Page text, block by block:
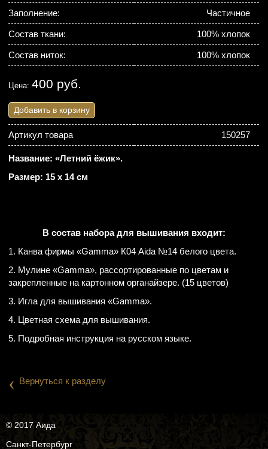
Заполнение: Частичное
Состав ткани: 100% хлопок
Состав ниток: 100% хлопок
Цена:400 руб.
Добавить в корзину
Артикул товара 150257
Название: «Летний ёжик».
Размер: 15 х 14 см
В состав набора для вышивания входит:
1. Канва фирмы «Gamma» К04 Aida №14 белого цвета.
2. Мулине «Gamma», рассортированные по цветам и
закрепленные на картонном органайзере. (15 цветов)
3. Игла для вышивания «Gamma».
4. Цветная схема для вышивания.
5. Подробная инструкция на русском языке.
‹ Вернуться к разделу
© 2017 Аида
Санкт-Петербург